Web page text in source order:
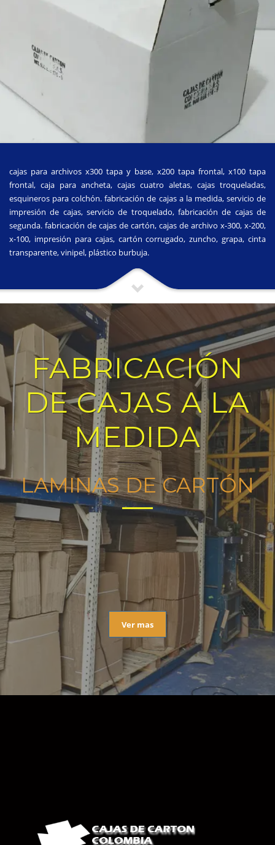
cajas para archivos x300 tapa y base, x200 tapa frontal, x100 tapa
frontal, caja para ancheta, cajas cuatro aletas, cajas troqueladas,
esquineros para colchón. fabricación de cajas a la medida, servicio de
impresión de cajas, servicio de troquelado, fabricación de cajas de
segunda. fabricación de cajas de cartón, cajas de archivo x-300, x-200,
x-100, impresión para cajas, cartón corrugado, zuncho, grapa, cinta
transparente, vinipel, plástico burbuja.
FABRICACIÓN
DE CAJAS A LA
MEDIDA
LAMINAS DE CARTÓN
Ver mas